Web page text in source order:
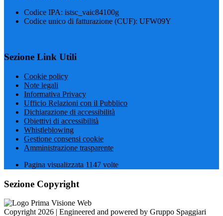
Codice IPA: istsc_vaic84100g
Codice unico di fatturazione (CUF): UFW09Y
Sezione Link Utili
Cookie policy
Note legali
Informativa Privacy
Ufficio Relazioni con il Pubblico
Dichiarazione di accessibilità
Obiettivi di accessibilità
Whistleblowing
Gestione consensi cookie
Amministrazione trasparente
Pagina visualizzata 1147 volte
Sezione Copyright
Copyright 2026 | Engineered and powered by Gruppo Spaggiari